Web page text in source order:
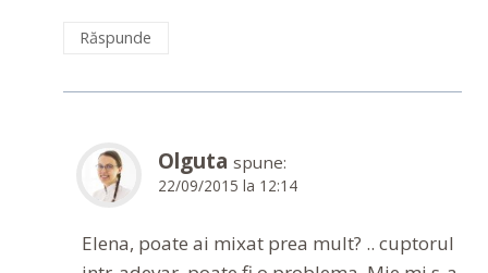
Răspunde
Olguta spune:
22/09/2015 la 12:14
Elena, poate ai mixat prea mult? .. cuptorul